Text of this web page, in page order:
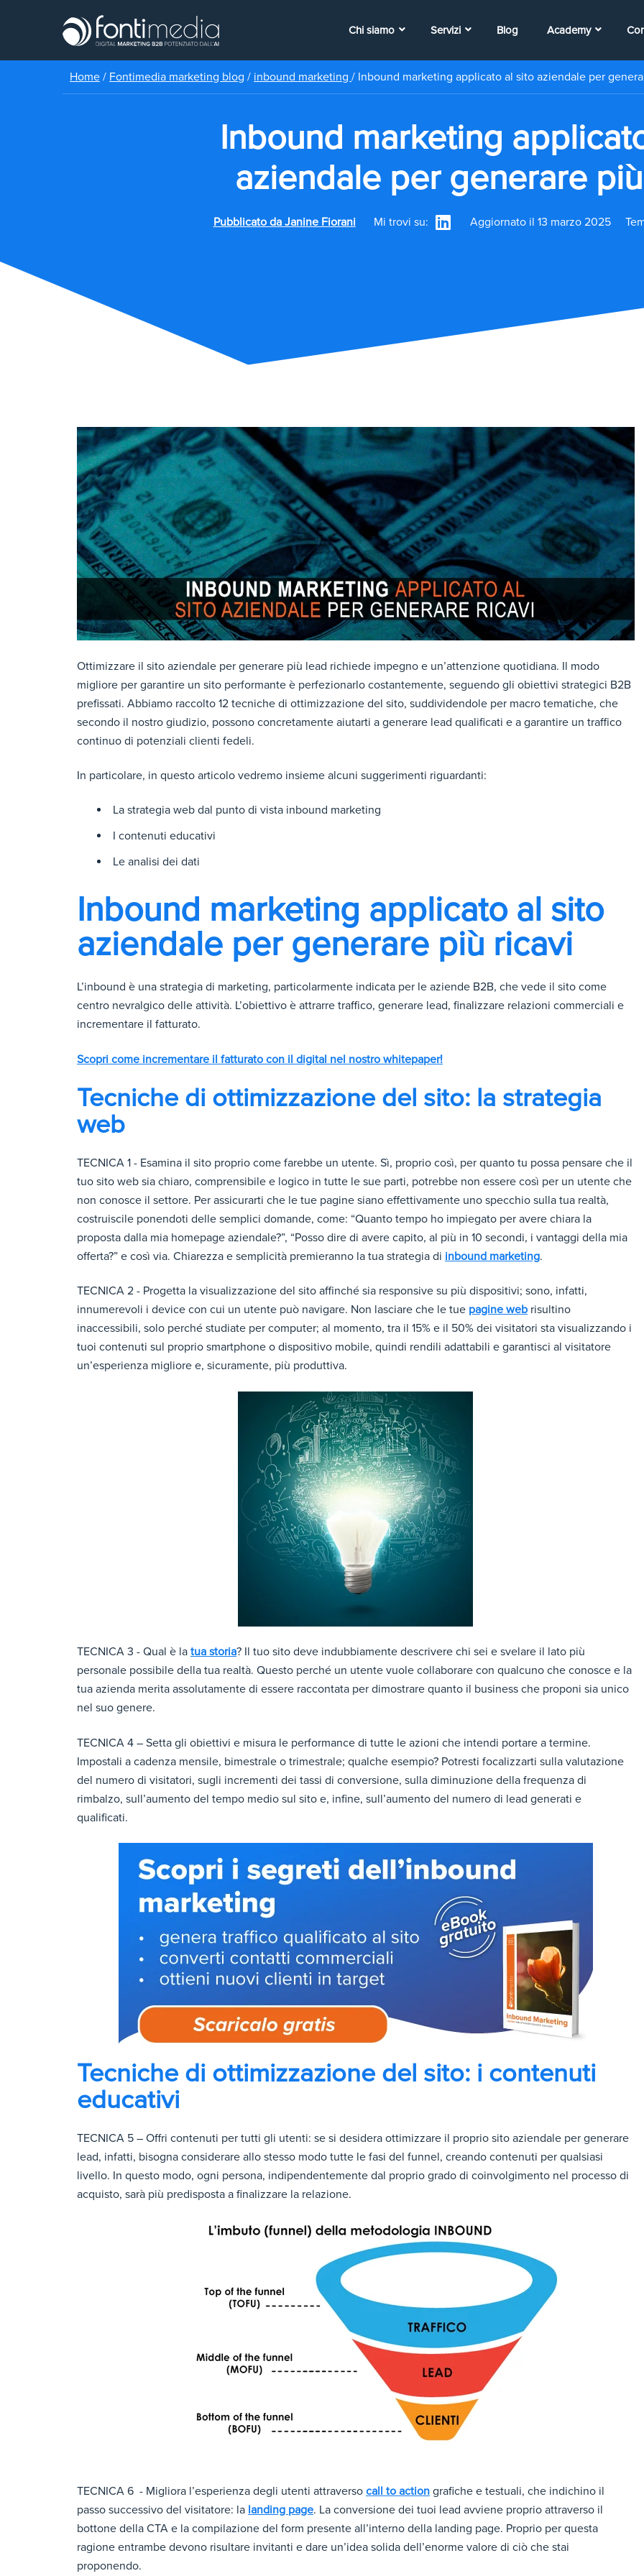
Chi siamo Servizi Blog Academy
Home / Fontimedia marketing blog / inbound marketing / Inbound marketing applicato al sito aziendale per
Inbound marketing
aziendale per generare
Pubblicato da Janine Fiorani Mi trovi su: Aggiornato il 13 marzo 2025
Ottimizzare il sito aziendale per generare più lead richiede impegno e un’attenzione quotidiana. Il modo
migliore per garantire un sito performante è perfezionarlo costantemente, seguendo gli obiettivi strategici B2B
prefissati. Abbiamo raccolto 12 tecniche di ottimizzazione del sito, suddividendole per macro tematiche, che
secondo il nostro giudizio, possono concretamente aiutarti a generare lead qualificati e a garantire un traffico
continuo di potenziali clienti fedeli.
In particolare, in questo articolo vedremo insieme alcuni suggerimenti riguardanti:
La strategia web dal punto di vista inbound marketing
I contenuti educativi
Le analisi dei dati
Inbound marketing applicato al sito
aziendale per generare più ricavi
L’inbound è una strategia di marketing, particolarmente indicata per le aziende B2B, che vede il sito come
centro nevralgico delle attività. L’obiettivo è attrarre traffico, generare lead, finalizzare relazioni commerciali e
incrementare il fatturato.
Scopri come incrementare il fatturato con il digital nel nostro whitepaper!
Tecniche di ottimizzazione del sito: la strategia
web
TECNICA 1 - Esamina il sito proprio come farebbe un utente. Sì, proprio così, per quanto tu possa pensare che il
tuo sito web sia chiaro, comprensibile e logico in tutte le sue parti, potrebbe non essere così per un utente che
non conosce il settore. Per assicurarti che le tue pagine siano effettivamente uno specchio sulla tua realtà,
costruiscile ponendoti delle semplici domande, come: “Quanto tempo ho impiegato per avere chiara la
proposta dalla mia homepage aziendale?”, “Posso dire di avere capito, al più in 10 secondi, i vantaggi della mia
offerta?” e così via. Chiarezza e semplicità premieranno la tua strategia di inbound marketing.
TECNICA 2 - Progetta la visualizzazione del sito affinché sia responsive su più dispositivi; sono, infatti,
innumerevoli i device con cui un utente può navigare. Non lasciare che le tue pagine web risultino
inaccessibili, solo perché studiate per computer; al momento, tra il 15% e il 50% dei visitatori sta visualizzando i
tuoi contenuti sul proprio smartphone o dispositivo mobile, quindi rendili adattabili e garantisci al visitatore
un’esperienza migliore e, sicuramente, più produttiva.
TECNICA 3 - Qual è la tua storia? Il tuo sito deve indubbiamente descrivere chi sei e svelare il lato più
personale possibile della tua realtà. Questo perché un utente vuole collaborare con qualcuno che conosce e la
tua azienda merita assolutamente di essere raccontata per dimostrare quanto il business che proponi sia unico
nel suo genere.
TECNICA 4 – Setta gli obiettivi e misura le performance di tutte le azioni che intendi portare a termine.
Impostali a cadenza mensile, bimestrale o trimestrale; qualche esempio? Potresti focalizzarti sulla valutazione
del numero di visitatori, sugli incrementi dei tassi di conversione, sulla diminuzione della frequenza di
rimbalzo, sull’aumento del tempo medio sul sito e, infine, sull’aumento del numero di lead generati e
qualificati.
Tecniche di ottimizzazione del sito: i contenuti
educativi
TECNICA 5 – Offri contenuti per tutti gli utenti: se si desidera ottimizzare il proprio sito aziendale per generare
lead, infatti, bisogna considerare allo stesso modo tutte le fasi del funnel, creando contenuti per qualsiasi
livello. In questo modo, ogni persona, indipendentemente dal proprio grado di coinvolgimento nel processo di
acquisto, sarà più predisposta a finalizzare la relazione.
TECNICA 6 - Migliora l’esperienza degli utenti attraverso call to action grafiche e testuali, che indichino il
passo successivo del visitatore: la landing page. La conversione dei tuoi lead avviene proprio attraverso il
bottone della CTA e la compilazione del form presente all’interno della landing page. Proprio per questa
ragione entrambe devono risultare invitanti e dare un’idea solida dell’enorme valore di ciò che stai
proponendo.